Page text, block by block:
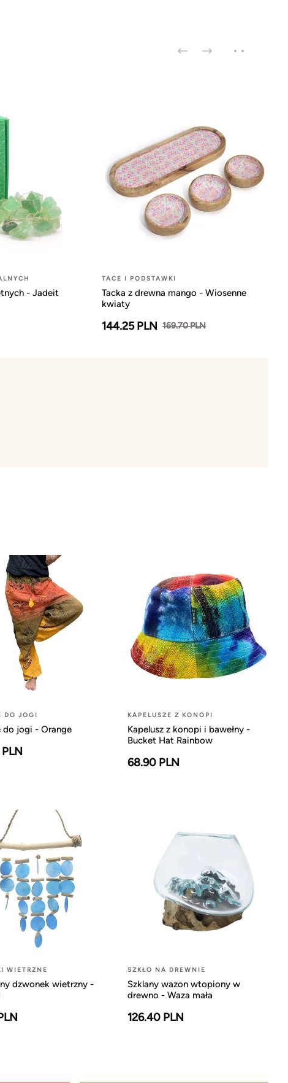
- Jadeit
TACE I PODSTAWKI
Tacka z drewna mango - Wiosenne
kwiaty
144.25 PLN 169.70 PLN
DO JOGI
do jogi - Orange
KAPELUSZE Z KONOPI
Kapelusz z konopi i bawełny -
Bucket Hat Rainbow
68.90 PLN
WIETRZNE
dzwonek wietrzny -
SZKŁO NA DREWNIE
Szklany wazon wtopiony w
drewno - Waza mała
126.40 PLN